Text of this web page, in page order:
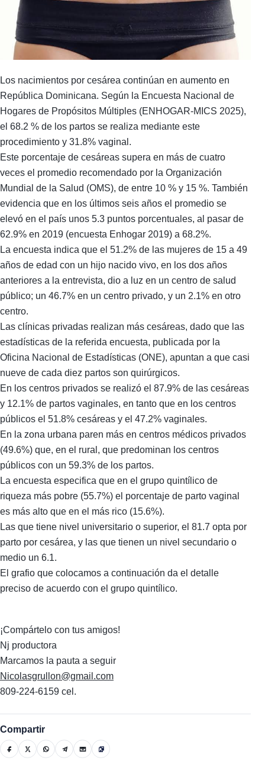
Los nacimientos por cesárea continúan en aumento en
República Dominicana. Según la Encuesta Nacional de
Hogares de Propósitos Múltiples (ENHOGAR-MICS 2025),
el 68.2 % de los partos se realiza mediante este
procedimiento y 31.8% vaginal.
Este porcentaje de cesáreas supera en más de cuatro
veces el promedio recomendado por la Organización
Mundial de la Salud (OMS), de entre 10 % y 15 %. También
evidencia que en los últimos seis años el promedio se
elevó en el país unos 5.3 puntos porcentuales, al pasar de
62.9% en 2019 (encuesta Enhogar 2019) a 68.2%.
La encuesta indica que el 51.2% de las mujeres de 15 a 49
años de edad con un hijo nacido vivo, en los dos años
anteriores a la entrevista, dio a luz en un centro de salud
público; un 46.7% en un centro privado, y un 2.1% en otro
centro.
Las clínicas privadas realizan más cesáreas, dado que las
estadísticas de la referida encuesta, publicada por la
Oficina Nacional de Estadísticas (ONE), apuntan a que casi
nueve de cada diez partos son quirúrgicos.
En los centros privados se realizó el 87.9% de las cesáreas
y 12.1% de partos vaginales, en tanto que en los centros
públicos el 51.8% cesáreas y el 47.2% vaginales.
En la zona urbana paren más en centros médicos privados
(49.6%) que, en el rural, que predominan los centros
públicos con un 59.3% de los partos.
La encuesta especifica que en el grupo quintílico de
riqueza más pobre (55.7%) el porcentaje de parto vaginal
es más alto que en el más rico (15.6%).
Las que tiene nivel universitario o superior, el 81.7 opta por
parto por cesárea, y las que tienen un nivel secundario o
medio un 6.1.
El grafio que colocamos a continuación da el detalle
preciso de acuerdo con el grupo quintílico.
¡Compártelo con tus amigos!
Nj productora
Marcamos la pauta a seguir
Nicolasgrullon@gmail.com
809-224-6159 cel.
Compartir